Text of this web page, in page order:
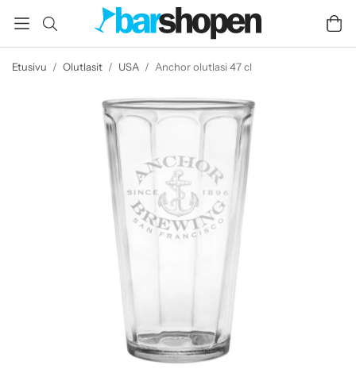
Etusivu / Olutlasit / USA / Anchor olutlasi 47 cl